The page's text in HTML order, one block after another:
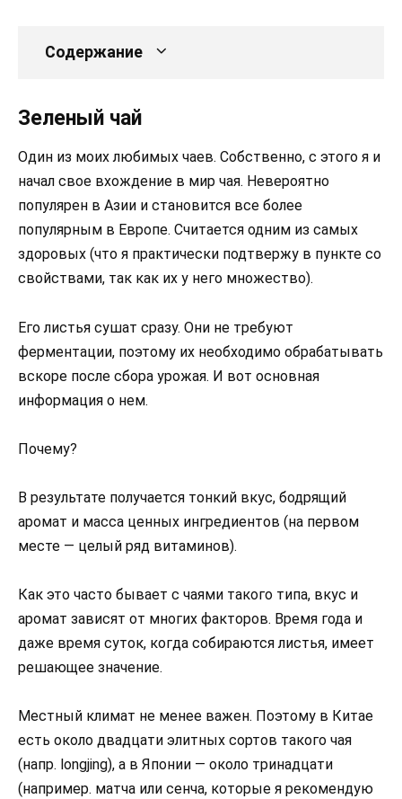
Содержание
Зеленый чай
Один из моих любимых чаев. Собственно, с этого я и
начал свое вхождение в мир чая. Невероятно
популярен в Азии и становится все более
популярным в Европе. Считается одним из самых
здоровых (что я практически подтвержу в пункте со
свойствами, так как их у него множество).
Его листья сушат сразу. Они не требуют
ферментации, поэтому их необходимо обрабатывать
вскоре после сбора урожая. И вот основная
информация о нем.
Почему?
В результате получается тонкий вкус, бодрящий
аромат и масса ценных ингредиентов (на первом
месте — целый ряд витаминов).
Как это часто бывает с чаями такого типа, вкус и
аромат зависят от многих факторов. Время года и
даже время суток, когда собираются листья, имеет
решающее значение.
Местный климат не менее важен. Поэтому в Китае
есть около двадцати элитных сортов такого чая
(напр. longjing), а в Японии — около тринадцати
(например. матча или сенча, которые я рекомендую